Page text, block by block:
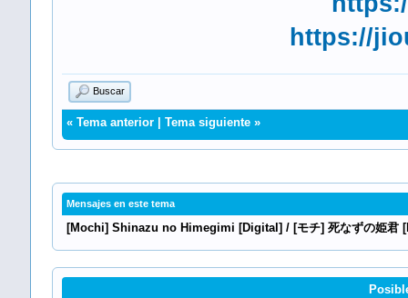
https://
Buscar
«Tema anterior |Tema siguiente »
Mensajes en este tema
[Mochi] Shinazu no Himegimi [Digital] / [モチ] 死なずの姫君